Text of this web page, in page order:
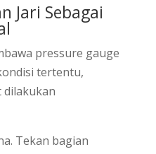
Jari Sebagai
pressure gauge
tertentu,
dilakukan
Tekan bagian